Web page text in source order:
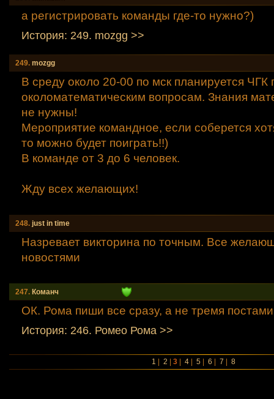
а регистрировать команды где-то нужно?)
История: 249. mozgg >>
249. mozgg
В среду около 20-00 по мск планируется ЧГК
околоматематическим вопросам. Знания
не нужны!
Мероприятие командное, если соберется
то можно будет поиграть!!)
В команде от 3 до 6 человек.
Жду всех желающих!
248. just in time
Назревает викторина по точным. Все
новостями
247. Команч
ОК. Рома пиши все сразу, а не тремя
История: 246. Ромео Рома >>
1 2 3 4 5 6 7 8